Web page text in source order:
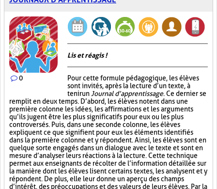
0
Lis et réagis !
Pour cette formule pédagogique, les élèves
sont invités, après la lecture d’un texte, à
tenir un Journal d’apprentissage. Ce dernier se
remplit en deux temps. D’abord, les élèves notent dans une
première colonne les idées, les affirmations et les arguments
qu’ils jugent être les plus significatifs pour eux ou les plus
controversés. Puis, dans une seconde colonne, les élèves
expliquent ce que signifient pour eux les éléments identifiés
dans la première colonne et y répondent. Ainsi, les élèves sont en
quelque sorte engagés dans un dialogue avec le texte et sont en
mesure d’analyser leurs réactions à la lecture. Cette technique
permet aux enseignants de récolter de l’information détaillée sur
la manière dont les élèves lisent certains textes, les analysent et y
répondent. De plus, elle leur donne un aperçu des champs
d’intérêt, des préoccupations et des valeurs de leurs élèves. Par la